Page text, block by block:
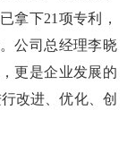
拿下21项专利，
公司总经理李晓
更是企业发展的
改进、优化、创